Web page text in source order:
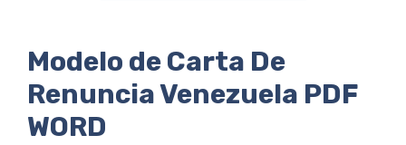
Modelo de Carta De
Renuncia Venezuela PDF
WORD